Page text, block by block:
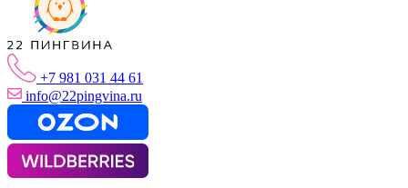
+7 981 031 44 61
info@22pingvina.ru